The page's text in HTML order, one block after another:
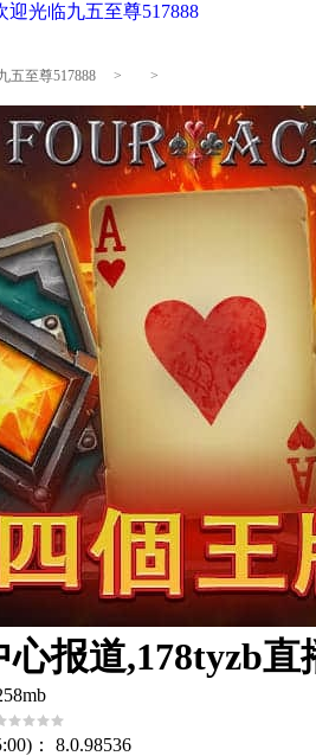
光临九五至尊517888
五至尊517888 > >
报道,178tyzb
：
8.0.98536